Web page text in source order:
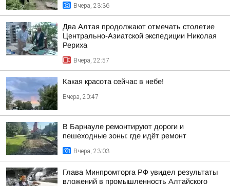
Вчера, 23:36
Два Алтая продолжают отмечать столетие
Центрально-Азиатской экспедиции Николая
Рериха
Вчера, 22:57
Какая красота сейчас в небе!
Вчера, 20:47
В Барнауле ремонтируют дороги и
пешеходные зоны: где идёт ремонт
Вчера, 23:03
Глава Минпромторга РФ увидел результаты
вложений в промышленность Алтайского